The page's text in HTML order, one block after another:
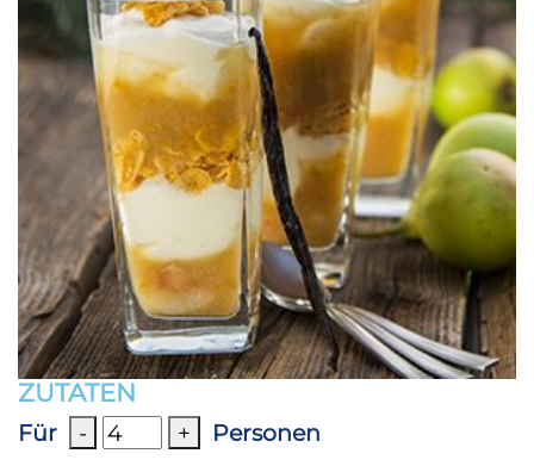
ZUTATEN
Für - +
Personen